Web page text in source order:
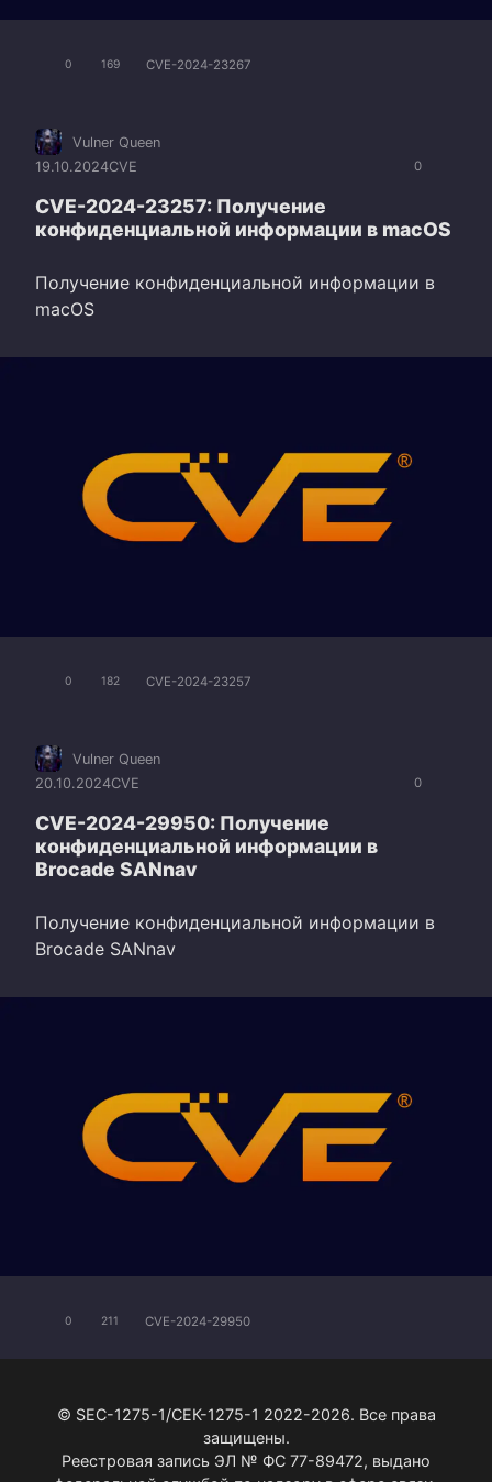
0 169 CVE-2024-23267
0
Vulner Queen
19.10.2024CVE
CVE-2024-23257: Получение
конфиденциальной информации в macOS
Получение конфиденциальной информации в
macOS
0 182 CVE-2024-23257
0
Vulner Queen
20.10.2024CVE
CVE-2024-29950: Получение
конфиденциальной информации в
Brocade SANnav
Получение конфиденциальной информации в
Brocade SANnav
0 211 CVE-2024-29950
© SEC-1275-1/СЕК-1275-1 2022-2026. Все права
защищены.
Реестровая запись ЭЛ № ФС 77-89472, выдано